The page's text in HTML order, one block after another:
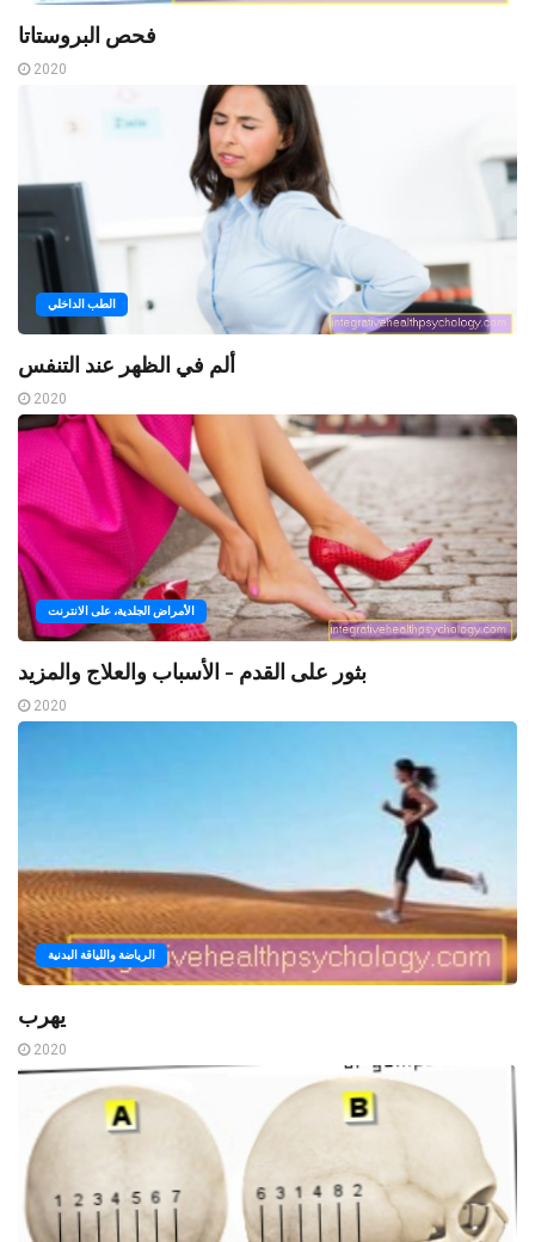
فحص البروستاتا
2020
الطب الداخلي
ألم في الظهر عند التنفس
2020
الأمراض الجلدية، على الانترنت
بثور على القدم - الأسباب والعلاج والمزيد
2020
الرياضة واللياقة البدنية
يهرب
2020